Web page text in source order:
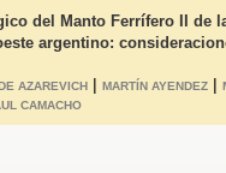
del Manto Ferrífero II de
argentino:
AZAREVICH | MARTÍN AYENDEZ |
CAMACHO